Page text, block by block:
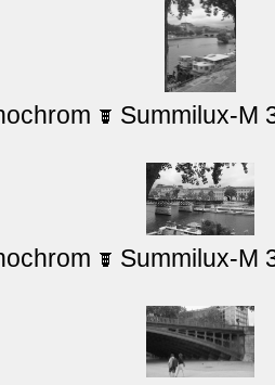
Summilux-M
Summilux-M